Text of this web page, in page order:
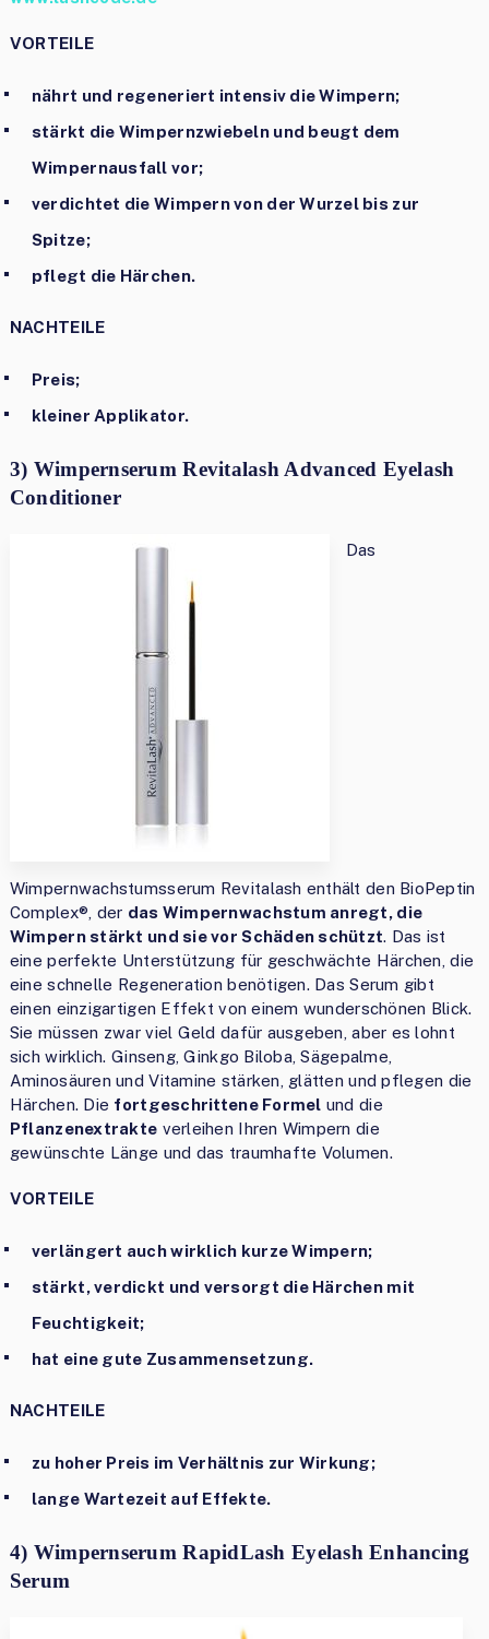
VORTEILE
nährt und regeneriert intensiv die Wimpern;
stärkt die Wimpernzwiebeln und beugt dem
Wimpernausfall vor;
verdichtet die Wimpern von der Wurzel bis zur
Spitze;
pflegt die Härchen.
NACHTEILE
Preis;
kleiner Applikator.
3) Wimpernserum Revitalash Advanced Eyelash
Conditioner
Das
Wimpernwachstumsserum Revitalash enthält den BioPeptin
Complex®, der das Wimpernwachstum anregt, die
Wimpern stärkt und sie vor Schäden schützt. Das ist
eine perfekte Unterstützung für geschwächte Härchen, die
eine schnelle Regeneration benötigen. Das Serum gibt
einen einzigartigen Effekt von einem wunderschönen Blick.
Sie müssen zwar viel Geld dafür ausgeben, aber es lohnt
sich wirklich. Ginseng, Ginkgo Biloba, Sägepalme,
Aminosäuren und Vitamine stärken, glätten und pflegen die
Härchen. Die fortgeschrittene Formel und die
Pflanzenextrakte verleihen Ihren Wimpern die
gewünschte Länge und das traumhafte Volumen.
VORTEILE
verlängert auch wirklich kurze Wimpern;
stärkt, verdickt und versorgt die Härchen mit
Feuchtigkeit;
hat eine gute Zusammensetzung.
NACHTEILE
zu hoher Preis im Verhältnis zur Wirkung;
lange Wartezeit auf Effekte.
4) Wimpernserum RapidLash Eyelash Enhancing
Serum